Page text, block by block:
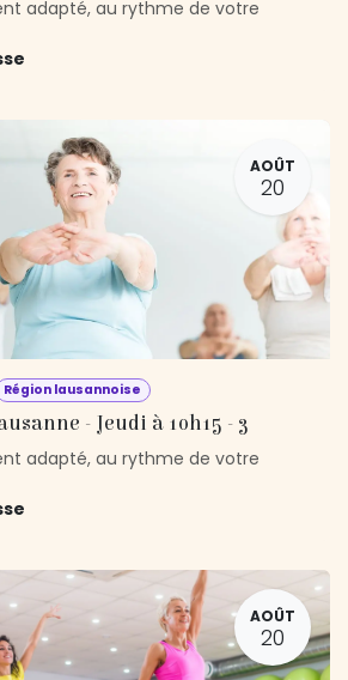
adapté, au rythme de votre
AOÛT
20
Région lausannoise
- Jeudi à 10h15 - 3
adapté, au rythme de votre
AOÛT
20